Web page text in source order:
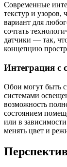
Современные
текстур и узоров,
вариант для
сочтать
датчики — так,
концепцию
Интеграция с
Обои могут быть
системами
возможность
состоянием
или в
менять цвет и